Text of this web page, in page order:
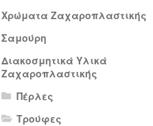
Χρώματα Ζαχαροπλαστικής
Σαμούρη
Διακοσμητικά Υλικά
Ζαχαροπλαστικής
Πέρλες
Τρούφες